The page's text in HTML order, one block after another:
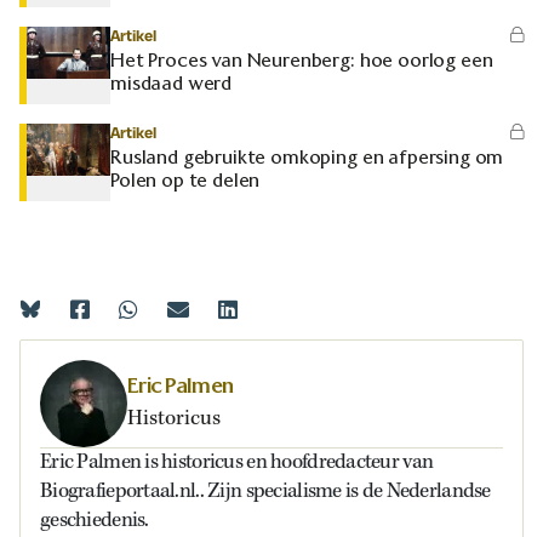
Artikel
Het Proces van Neurenberg: hoe oorlog een
misdaad werd
Artikel
Rusland gebruikte omkoping en afpersing om
Polen op te delen
Eric Palmen
Historicus
Eric Palmen is historicus en hoofdredacteur van
Biografieportaal.nl.. Zijn specialisme is de Nederlandse
geschiedenis.